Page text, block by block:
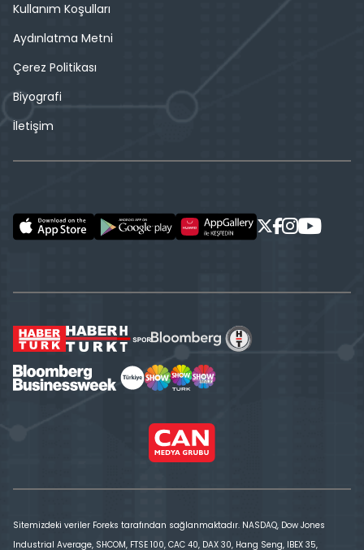
Kullanım Koşulları
Aydınlatma Metni
Çerez Politikası
Biyografi
İletişim
Sitemizdeki veriler Foreks tarafından sağlanmaktadır. NASDAQ, Dow Jones
Industrial Average, SHCOM, FTSE 100, CAC 40, DAX 30, Hang Seng, IBEX 35,